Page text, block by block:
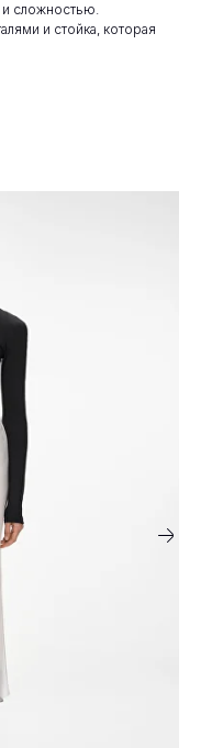
сложностью.
и стойка, которая